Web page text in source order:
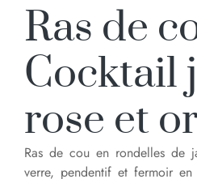
Ras de
Cocktail
rose et
Ras de cou en rondelles de
verre, pendentif et fermoir